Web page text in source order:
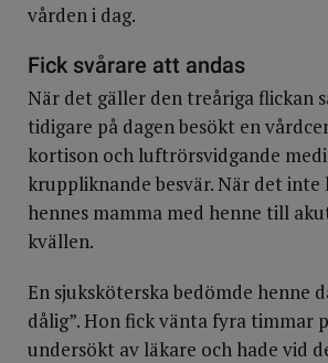
vården i dag.
Fick svårare att andas
När det gäller den treåriga flickan
tidigare på dagen besökt en
kortison och luftrörsvidgande
kruppliknande besvär. När det
hennes mamma med henne till
kvällen.
En sjuksköterska bedömde henne
dålig”. Hon fick vänta fyra timmar
undersökt av läkare och hade vid